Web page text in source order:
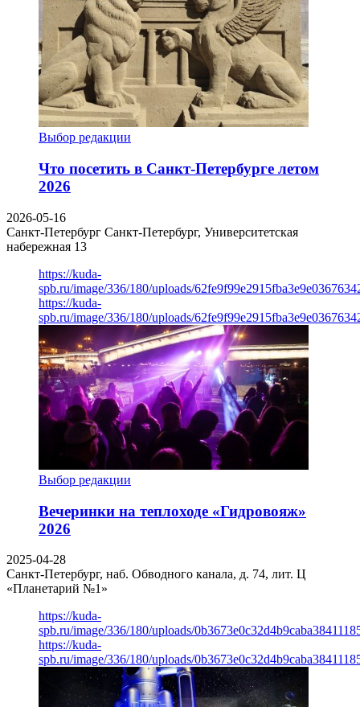
Выбор редакции
Что посетить в Санкт-Петербурге летом
2026
2026-05-16
Санкт-Петербург Санкт-Петербург, Университетская
набережная 13
https://kuda-
spb.ru/image/336/180/uploads/
https://kuda-
spb.ru/image/336/180/uploads/
Выбор редакции
Вечеринки на теплоходе «Гидровояж»
2026
2025-04-28
Санкт-Петербург, наб. Обводного канала, д. 74, лит. Ц
«Планетарий №1»
https://kuda-
spb.ru/image/336/180/uploads/
https://kuda-
spb.ru/image/336/180/uploads/